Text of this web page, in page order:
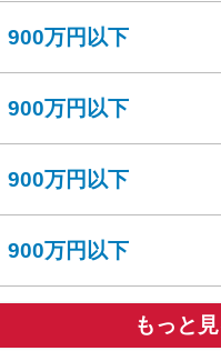
900万円以下
900万円以下
900万円以下
900万円以下
もっと